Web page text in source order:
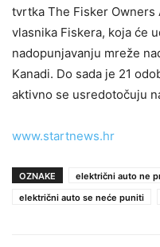
tvrtka The Fisker
vlasnika Fiskera, koja će
nadopunjavanju mreže
Kanadi. Do sada je 21
aktivno se usredotočuju
www.startnews.hr
OZNAKE
električni auto ne
električni auto se neće puniti